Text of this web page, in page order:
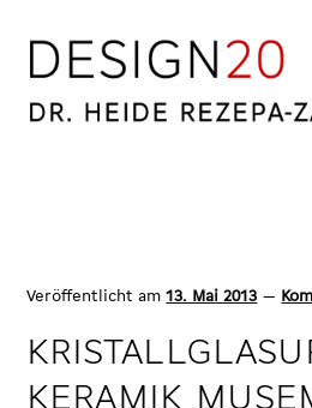
Zur
Navigation
springen
Zum
Inhalt
springen
Veröffentlicht am13. Mai 2013 —
KERAMIK